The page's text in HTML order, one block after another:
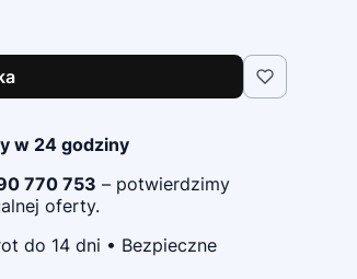
w 24 godziny
770 753 – potwierdzimy
oferty.
do 14 dni • Bezpieczne